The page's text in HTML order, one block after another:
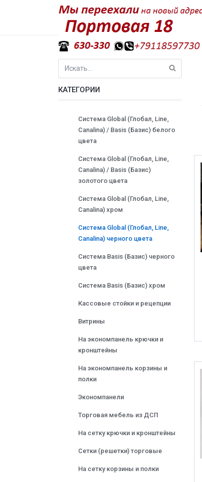
КАТЕГОРИИ
Система Global (Глобал, Line,
Canalina) / Basis (Базис) белого
цвета
Система Global (Глобал, Line,
Canalina) / Basis (Базис)
золотого цвета
Система Global (Глобал, Line,
Canalina) хром
Система Global (Глобал, Line,
Canalina) черного цвета
Система Basis (Базис) черного
цвета
Система Basis (Базис) хром
Кассовые стойки и рецепции
Витрины
На экономпанель крючки и
кронштейны
На экономпанель корзины и
полки
Экономпанели
Торговая мебель из ДСП
На сетку крючки и кронштейны
Сетки (решетки) торговые
На сетку корзины и полки